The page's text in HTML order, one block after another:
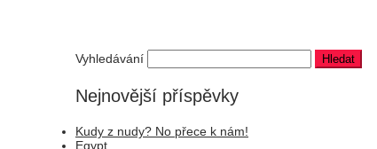
Vyhledávání
Nejnovější příspěvky
Kudy z nudy? No přece k nám!
Egypt